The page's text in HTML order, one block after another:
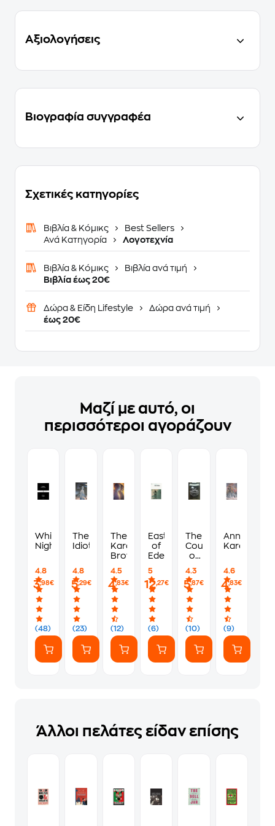
Αξιολογήσεις
Βιογραφία συγγραφέα
Σχετικές κατηγορίες
Βιβλία & Κόμικς
Best Sellers
Ανά Κατηγορία
Λογοτεχνία
Βιβλία & Κόμικς
Βιβλία ανά τιμή
Βιβλία έως 20€
Δώρα & Είδη Lifestyle
Δώρα ανά τιμή
έως 20€
Μαζί με αυτό, οι
περισσότεροι αγοράζουν
White
Nights
4.8
(48)
3,98€
The
Idiot
4.8
(23)
5,29€
The
Karamazov
Brothers
4.5
(12)
4,83€
East
of
Eden
5
(6)
12,27€
The
Count
of
Cristo
4.3
(10)
5,87€
Anna
Karenina
4.6
(9)
4,83€
Άλλοι πελάτες είδαν επίσης